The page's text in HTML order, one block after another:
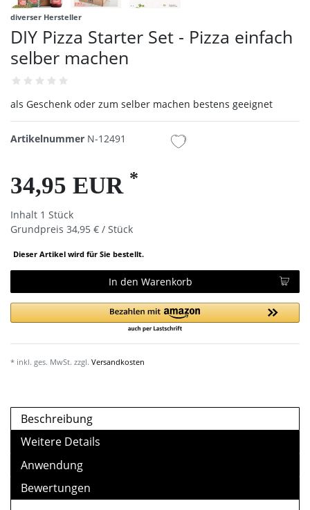
diverser Hersteller
DIY Pizza Starter Set - Pizza einfach
selber machen
als Geschenk oder zum selber machen bestens geeignet
Artikelnummer N-12491
34,95 EUR *
Inhalt 1 Stück
Grundpreis 34,95 € / Stück
Dieser Artikel wird für Sie bestellt.
In den Warenkorb
* inkl. ges. MwSt. zzgl. Versandkosten
Beschreibung
Weitere Details
Anwendung
Bewertungen